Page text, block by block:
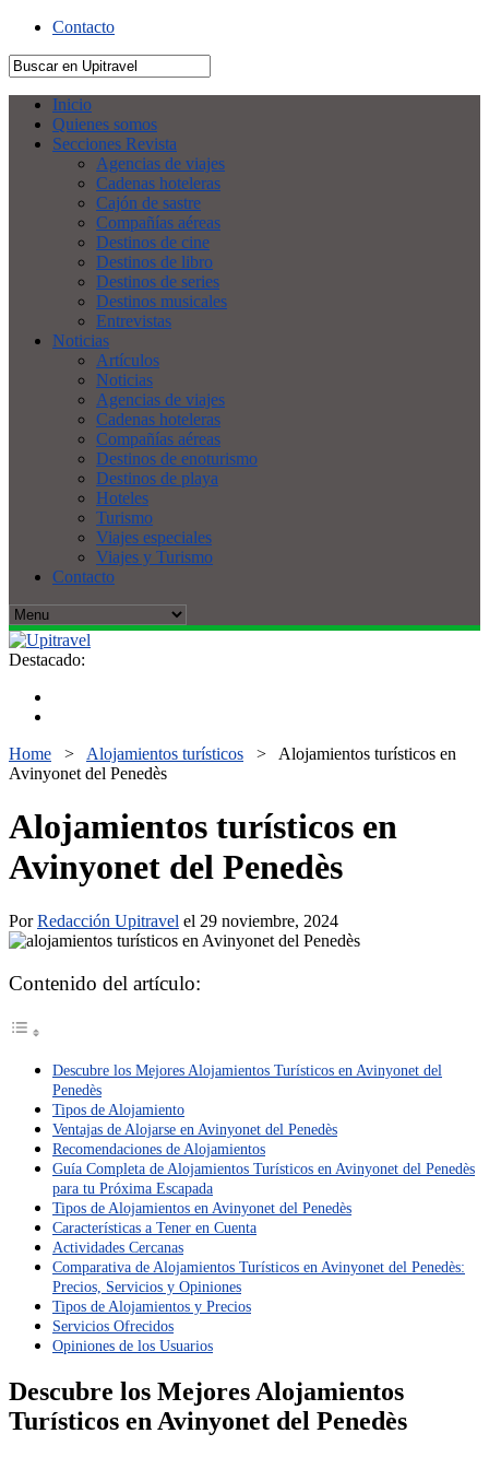
Contacto
Inicio
Quienes somos
Secciones Revista
Agencias de viajes
Cadenas hoteleras
Cajón de sastre
Compañías aéreas
Destinos de cine
Destinos de libro
Destinos de series
Destinos musicales
Entrevistas
Noticias
Artículos
Noticias
Agencias de viajes
Cadenas hoteleras
Compañías aéreas
Destinos de enoturismo
Destinos de playa
Hoteles
Turismo
Viajes especiales
Viajes y Turismo
Contacto
Destacado:
Home > Alojamientos turísticos > Alojamientos turísticos en
Avinyonet del Penedès
Alojamientos turísticos en
Avinyonet del Penedès
PorRedacción Upitravel el 29 noviembre, 2024
Contenido del artículo:
Descubre los Mejores Alojamientos Turísticos en Avinyonet del
Penedès
Tipos de Alojamiento
Ventajas de Alojarse en Avinyonet del Penedès
Recomendaciones de Alojamientos
Guía Completa de Alojamientos Turísticos en Avinyonet del Penedès
para tu Próxima Escapada
Tipos de Alojamientos en Avinyonet del Penedès
Características a Tener en Cuenta
Actividades Cercanas
Comparativa de Alojamientos Turísticos en Avinyonet del Penedès:
Precios, Servicios y Opiniones
Tipos de Alojamientos y Precios
Servicios Ofrecidos
Opiniones de los Usuarios
Descubre los Mejores Alojamientos
Turísticos en Avinyonet del Penedès